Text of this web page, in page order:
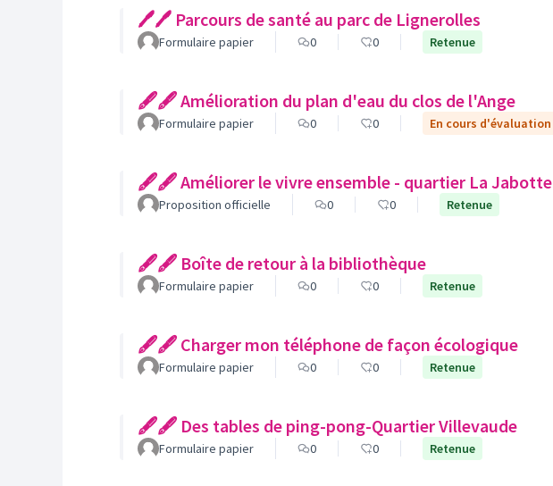
🖊🖊 Parcours de santé au parc de Lignerolles
Formulaire papier 0 0 Retenue
🖋🖋 Amélioration du plan d'eau du clos de l'Ange
Formulaire papier 0 0 En cours d'évaluation
🖋🖋 Améliorer le vivre ensemble - quartier La Jabotte
Proposition officielle 0 0 Retenue
🖋🖋 Boîte de retour à la bibliothèque
Formulaire papier 0 0 Retenue
🖋🖋 Charger mon téléphone de façon écologique
Formulaire papier 0 0 Retenue
🖋🖋 Des tables de ping-pong-Quartier Villevaude
Formulaire papier 0 0 Retenue